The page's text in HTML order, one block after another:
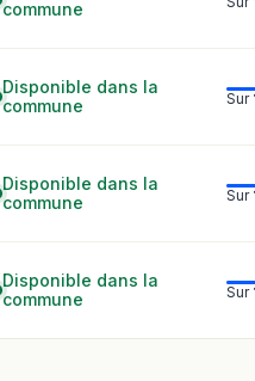
commune
Disponible dans la
commune
Sur
Disponible dans la
commune
Sur
Disponible dans la
commune
Sur